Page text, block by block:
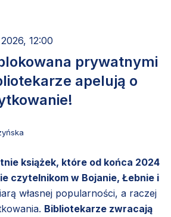
12:00
prywatnymi
apelują o
książek, które od końca 2024
czytelnikom w Bojanie, Łebnie i
własnej popularności, a raczej
Bibliotekarze zwracają